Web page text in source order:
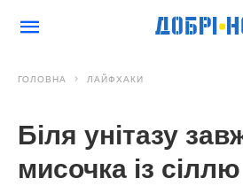
ГОЛОВНА ЛАЙФХАКИ
Біля унітазу
мисочка із